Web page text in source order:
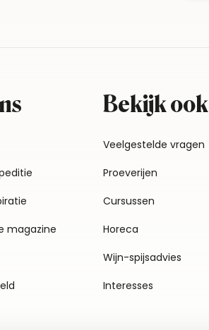
magazine
Bekijk ook
Veelgestelde vragen
Proeverijen
Cursussen
Horeca
Wijn-spijsadvies
Interesses